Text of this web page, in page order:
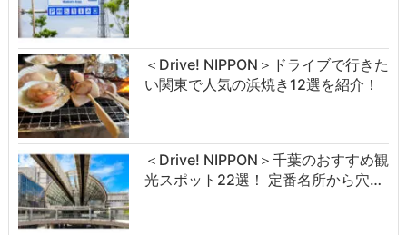
＜Drive! NIPPON＞ドライブで行きた
い関東で人気の浜焼き12選を紹介！
＜Drive! NIPPON＞千葉のおすすめ観
光スポット22選！ 定番名所から穴…